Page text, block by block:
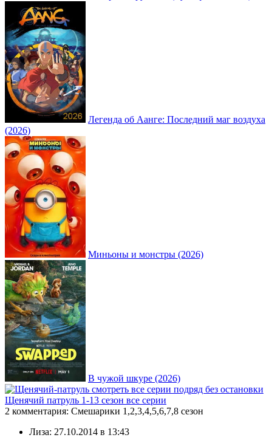
Легенда об Аанге: Последний маг воздуха
(2026)
Миньоны и монстры (2026)
В чужой шкуре (2026)
Щенячий патруль 1-13 сезон все серии
2 комментария: Смешарики 1,2,3,4,5,6,7,8 сезон
Лиза: 27.10.2014 в 13:43